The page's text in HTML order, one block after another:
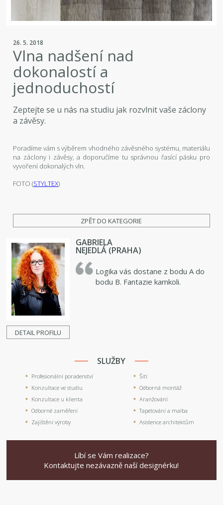
26. 5. 2018
Vlna nadšení nad
dokonalostí a
jednoduchostí
Zeptejte se u nás na studiu jak rozvlnit vaše záclony
a závěsy.
Poradíme vám s výběrem vhodného závěsného systému, materiálu
na záclony i závěsy, a doporučíme tu správnou řasící pásku pro
vyvoření dokonalých vln.
FOTO (STYLTEX)
ZPĚT DO KATEGORIE
DETAIL PROFILU
GABRIELA
NEJEDLÁ (PRAHA)
Logika vás dostane z bodu A do
bodu B. Fantazie kamkoli.
SLUŽBY
Profesionální poradenství
Konzultace ve studiu
Konzultace u klienta
Odborné zaměření
Zajištění výroby
Šití
Odborná montáž
Aranžování
Tapetování a malba
Asistence architektům
Líbí se Vám realizace?
Kontaktujte nezávazně naší designérku!